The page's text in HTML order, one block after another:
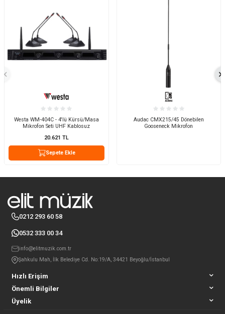
Westa WM-404C - 4'lü Kürsü/Masa
Mikrofon Seti UHF Kablosuz
20.621 TL
Sepete Ekle
Audac CMX215/45 Dönebilen
Gooseneck Mikrofon
Hızlı Erişim
Önemli Bilgiler
Üyelik
0212 293 60 58
0532 333 00 34
info@elitmuzik.com.tr
Şahkulu Mah, İlk Belediye Cd. No:19/A, 34421 Beyoğlu/İstanbul